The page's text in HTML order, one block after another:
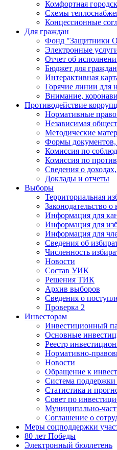
Комфортная
Схемы
Концессионные
Для граждан
Фонд "Защитники
Электронные
Отчет об
Бюджет для граждан
Интерактивная
Горячие линии для
Внимание,
Противодействие
Нормативные
Независимая
Методические
Формы документов,
Комиссия по
Комиссия по
Сведения о
Доклады и отчеты
Выборы
Территориальная
Законодательство о
Информация для
Информация для
Информация для
Сведения об
Численность
Новости
Состав УИК
Решения ТИК
Архив выборов
Сведения о
Проверка 2
Инвесторам
Инвестиционный
Основные
Реестр
Нормативно-
Новости
Обращение к
Система поддержки
Статистика и
Совет по
Муниципально-
Соглашение о
Меры соцподдержки
80 лет Победы
Электронный бюллетень